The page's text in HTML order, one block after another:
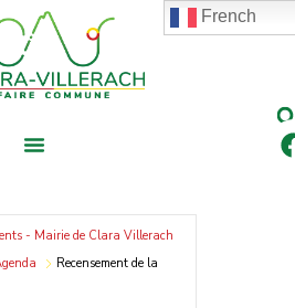
- Mairie de Clara Villerach
Recensement de la
French